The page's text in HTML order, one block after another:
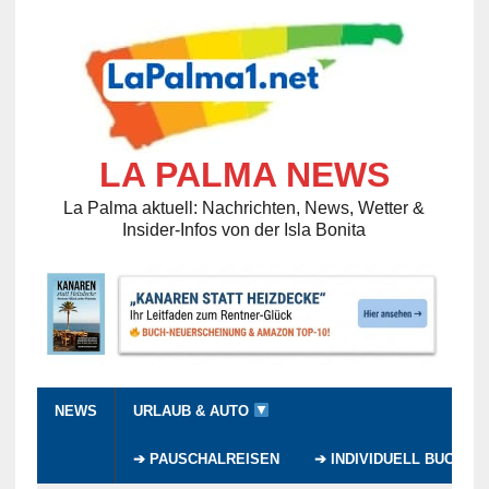
LA PALMA NEWS
La Palma aktuell: Nachrichten, News, Wetter &
Insider-Infos von der Isla Bonita
NEWS URLAUB & AUTO
➔ PAUSCHALREISEN ➔ INDIVIDUELL BUCHEN